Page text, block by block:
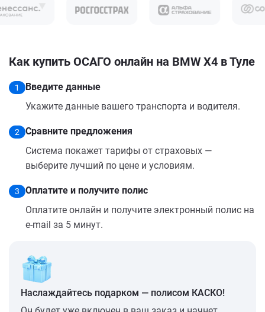
Как купить ОСАГО онлайн на BMW X4 в Туле
1
Введите данные
Укажите данные вашего транспорта и водителя.
2
Сравните предложения
Система покажет тарифы от страховых —
выберите лучший по цене и условиям.
3
Оплатите и получите полис
Оплатите онлайн и получите электронный полис на
e-mail за 5 минут.
Наслаждайтесь подарком — полисом КАСКО!